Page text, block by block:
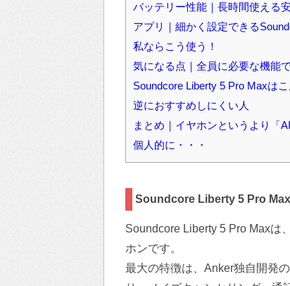
バッテリー性能｜長時間使える
アプリ｜細かく設定できる
私ならこう使う！
気になる点｜全員に必要な機能
Soundcore Liberty 5 Pro Maxは
逆におすすめしにくい人
まとめ｜イヤホンというより「
個人的に・・・
Soundcore Liberty 5 Pro
Soundcore Liberty 5 Pro Maxは
ホンです。
最大の特徴は、Anker独自開発